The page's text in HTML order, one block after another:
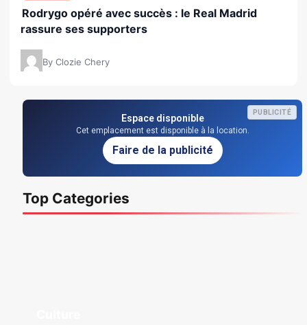
Rodrygo opéré avec succès : le Real Madrid
rassure ses supporters
By Clozie Chery
PUBLICITÉ
Espace disponible
Cet emplacement est disponible à la location.
Faire de la publicité
Top Categories